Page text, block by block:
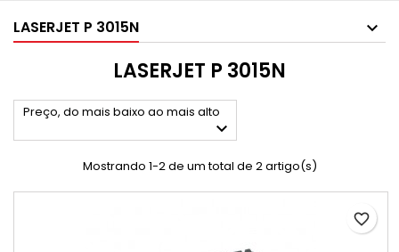
LASERJET P 3015N
LASERJET P 3015N
Preço, do mais baixo ao mais alto

Mostrando 1-2 de um total de 2 artigo(s)
favorite_border